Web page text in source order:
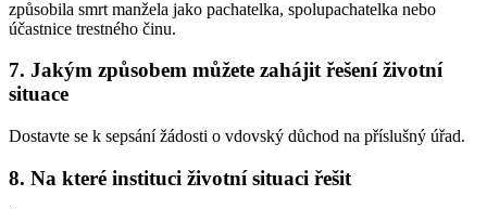
způsobila smrt manžela jako pachatelka, spolupachatelka nebo
účastnice trestného činu.
7. Jakým způsobem můžete zahájit řešení životní
situace
Dostavte se k sepsání žádosti o vdovský důchod na příslušný úřad.
8. Na které instituci životní situaci řešit